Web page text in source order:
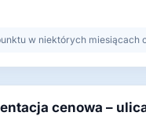
w niektórych
cenowa –